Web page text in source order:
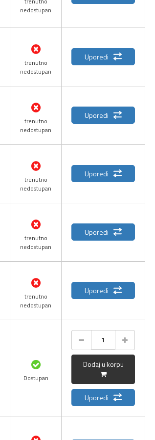
nedostupan
trenutno
nedostupan
Uporedi
trenutno
nedostupan
Uporedi
trenutno
nedostupan
Uporedi
trenutno
nedostupan
Uporedi
trenutno
nedostupan
Uporedi
Dostupan
Dodaj u korpu
Uporedi